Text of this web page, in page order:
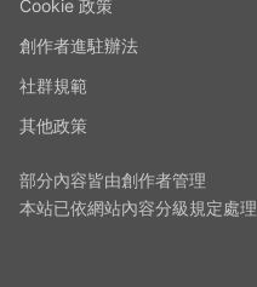
Cookie 政策
創作者進駐辦法
社群規範
其他政策
部分內容皆由創作者管理
本站已依網站內容分級規定處理